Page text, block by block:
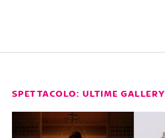
SPETTACOLO: ULTIME GALLERY